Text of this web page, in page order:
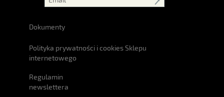
Dokumenty
Polityka prywatności i cookies Sklepu
internetowego
Regulamin
newslettera